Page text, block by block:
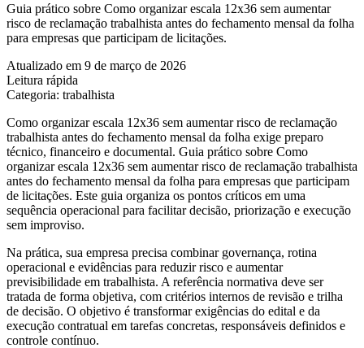
Guia prático sobre Como organizar escala 12x36 sem aumentar
risco de reclamação trabalhista antes do fechamento mensal da folha
para empresas que participam de licitações.
Atualizado em 9 de março de 2026
Leitura rápida
Categoria: trabalhista
Como organizar escala 12x36 sem aumentar risco de reclamação
trabalhista antes do fechamento mensal da folha exige preparo
técnico, financeiro e documental. Guia prático sobre Como
organizar escala 12x36 sem aumentar risco de reclamação trabalhista
antes do fechamento mensal da folha para empresas que participam
de licitações. Este guia organiza os pontos críticos em uma
sequência operacional para facilitar decisão, priorização e execução
sem improviso.
Na prática, sua empresa precisa combinar governança, rotina
operacional e evidências para reduzir risco e aumentar
previsibilidade em trabalhista. A referência normativa deve ser
tratada de forma objetiva, com critérios internos de revisão e trilha
de decisão. O objetivo é transformar exigências do edital e da
execução contratual em tarefas concretas, responsáveis definidos e
controle contínuo.